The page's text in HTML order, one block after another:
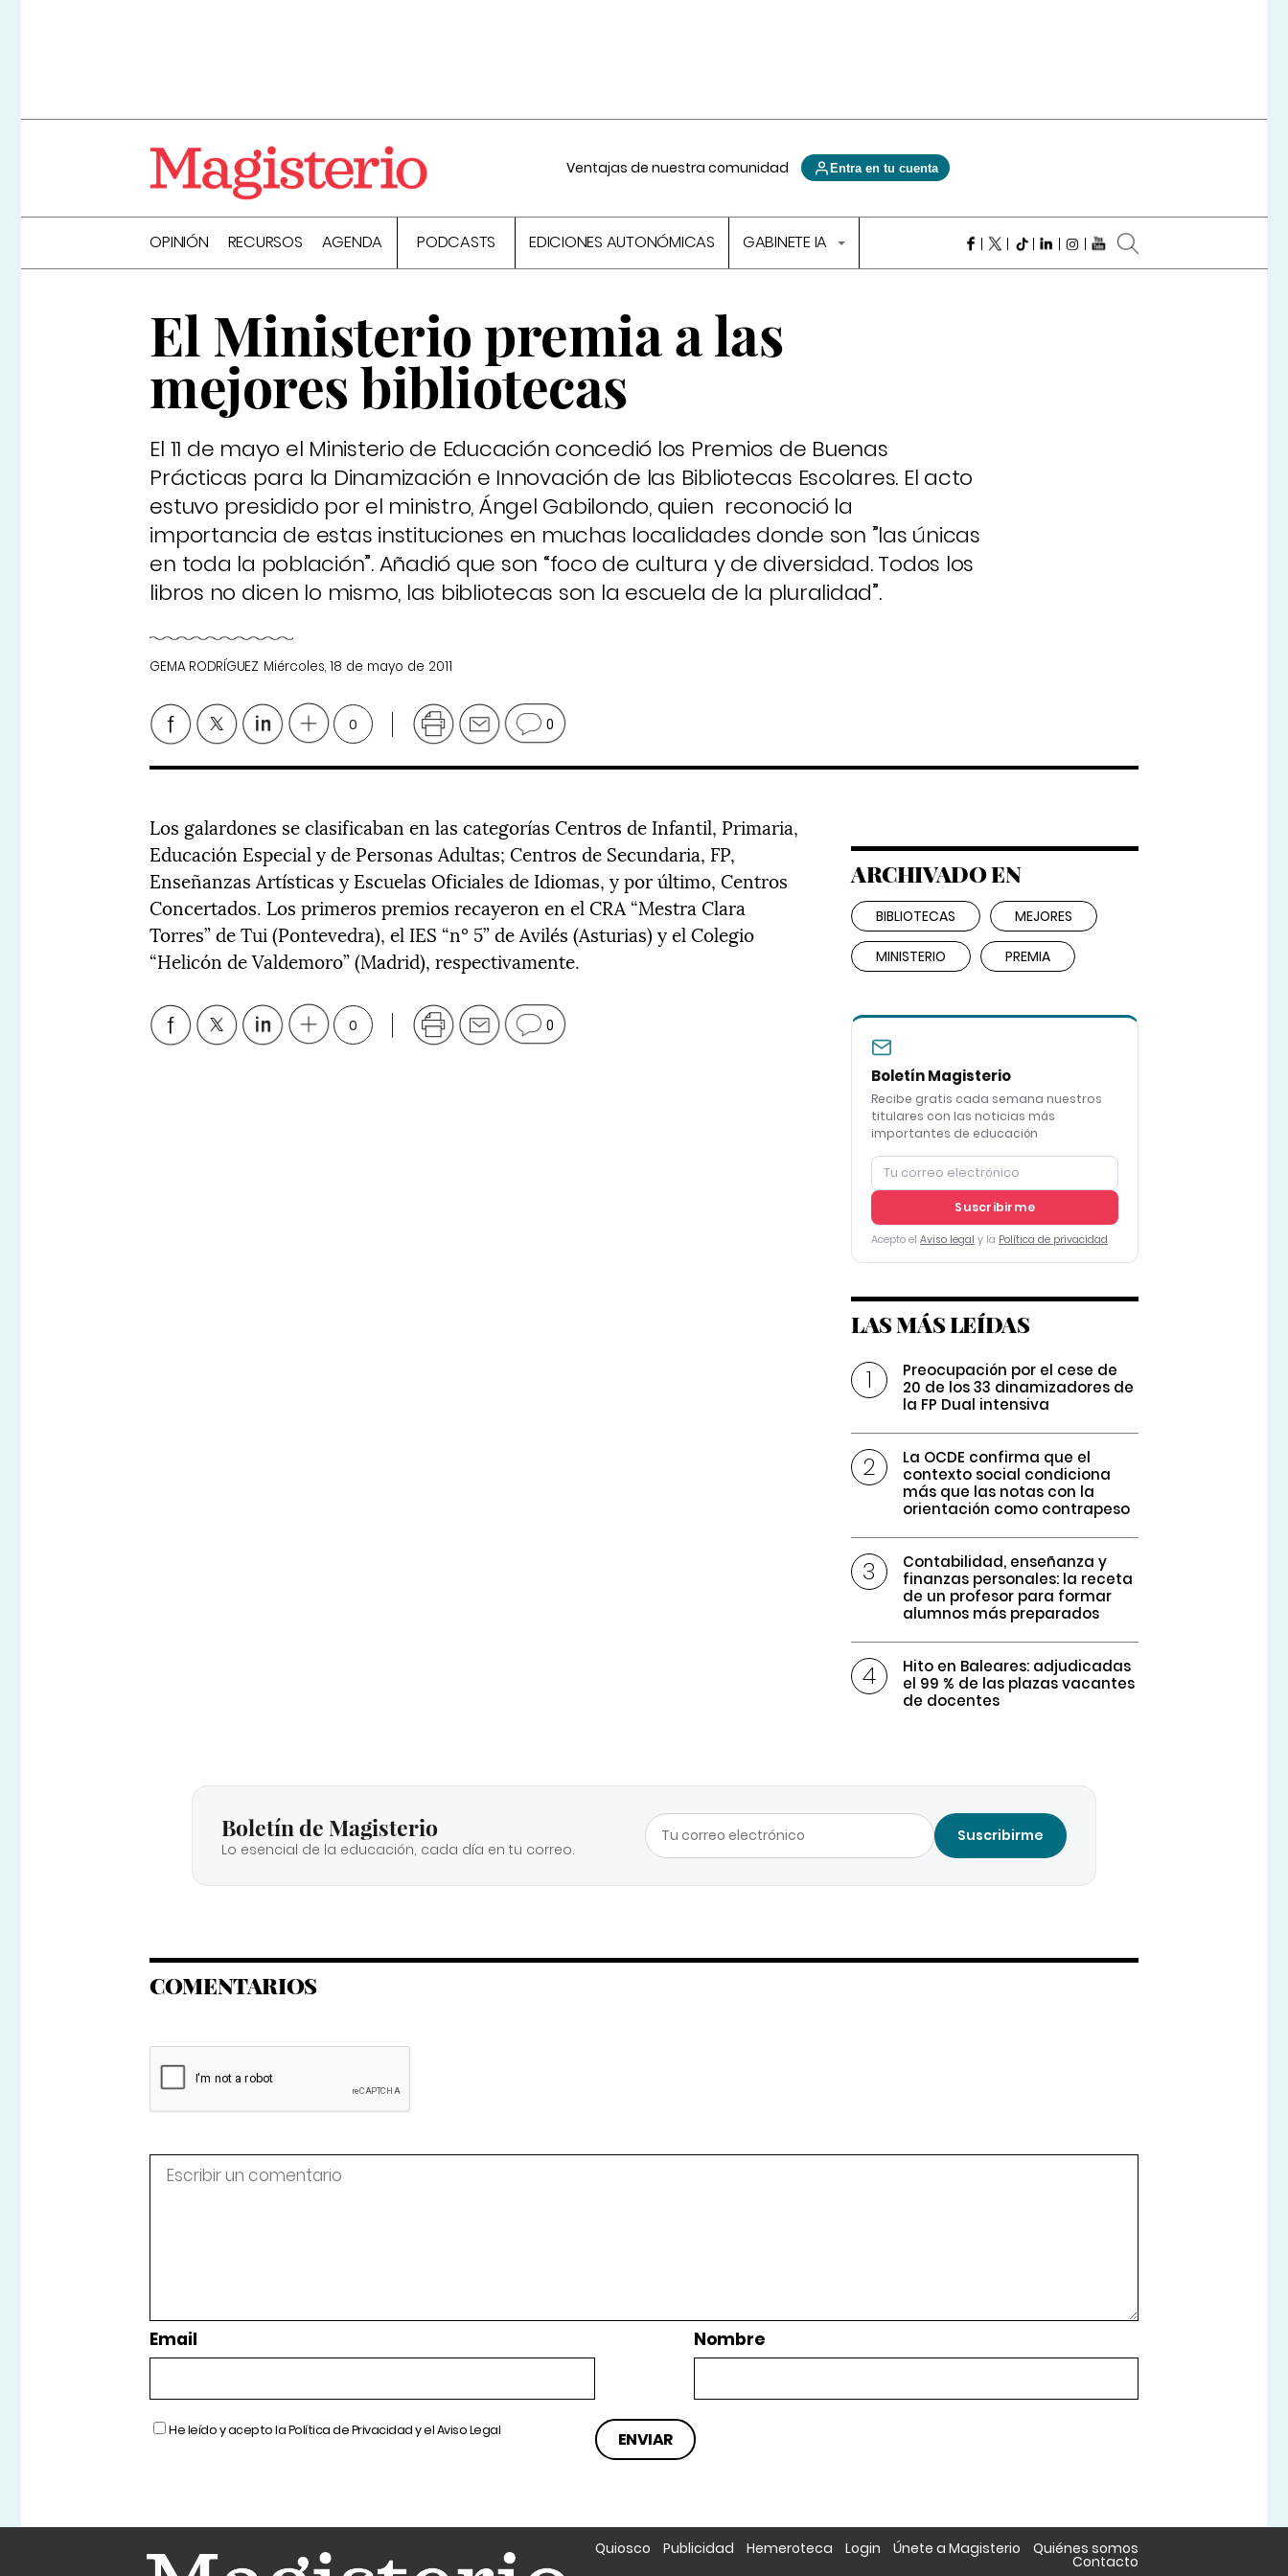
Ventajas de nuestra comunidad Entra en tu cuenta
OPINIÓN RECURSOS AGENDA PODCASTS EDICIONES AUTONÓMICAS GABINETE IA
El Ministerio premia a las
mejores bibliotecas
El 11 de mayo el Ministerio de Educación concedió los Premios de Buenas
Prácticas para la Dinamización e Innovación de las Bibliotecas Escolares. El acto
estuvo presidido por el ministro, Ángel Gabilondo, quien reconoció la
importancia de estas instituciones en muchas localidades donde son ”las únicas
en toda la población”. Añadió que son “foco de cultura y de diversidad. Todos los
libros no dicen lo mismo, las bibliotecas son la escuela de la pluralidad”.
GEMA RODRÍGUEZ Miércoles, 18 de mayo de 2011
0 0
Los galardones se clasificaban en las categorías Centros de Infantil, Primaria,
Educación Especial y de Personas Adultas; Centros de Secundaria, FP,
Enseñanzas Artísticas y Escuelas Oficiales de Idiomas, y por último, Centros
Concertados. Los primeros premios recayeron en el CRA “Mestra Clara
Torres” de Tui (Pontevedra), el IES “nº 5” de Avilés (Asturias) y el Colegio
“Helicón de Valdemoro” (Madrid), respectivamente.
0 0
ARCHIVADO EN
BIBLIOTECAS MEJORES
MINISTERIO PREMIA
Boletín Magisterio
Recibe gratis cada semana nuestros
titulares con las noticias más
importantes de educación
Suscribirme
Acepto el Aviso legal y la Política de privacidad
LAS MÁS LEÍDAS
Preocupación por el cese de
20 de los 33 dinamizadores de
la FP Dual intensiva
La OCDE confirma que el
contexto social condiciona
más que las notas con la
orientación como contrapeso
Contabilidad, enseñanza y
finanzas personales: la receta
de un profesor para formar
alumnos más preparados
Hito en Baleares: adjudicadas
el 99 % de las plazas vacantes
de docentes
Boletín de Magisterio
Lo esencial de la educación, cada día en tu correo.
Suscribirme
COMENTARIOS
Email Nombre
He leído y acepto laPolítica de Privacidady elAviso Legal
Quiosco Publicidad Hemeroteca Login Únete a Magisterio Quiénes somos
Contacto